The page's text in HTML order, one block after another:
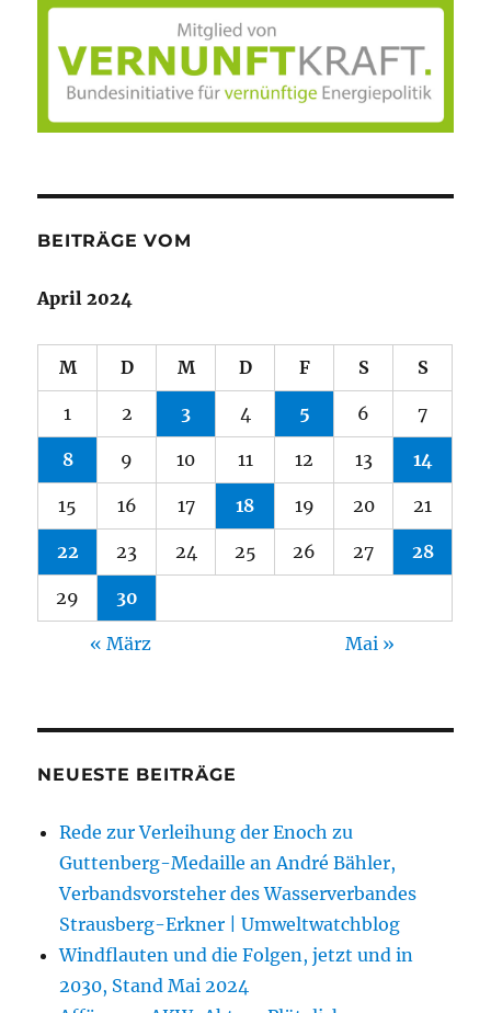
BEITRÄGE VOM
April 2024
M D M D F S S
1 2 3 4 5 6 7
8 9 10 11 12 13 14
15 16 17 18 19 20 21
22 23 24 25 26 27 28
29 30
« März Mai »
NEUESTE BEITRÄGE
Rede zur Verleihung der Enoch zu
Guttenberg-Medaille an André Bähler,
Verbandsvorsteher des Wasserverbandes
Strausberg-Erkner | Umweltwatchblog
Windflauten und die Folgen, jetzt und in
2030, Stand Mai 2024